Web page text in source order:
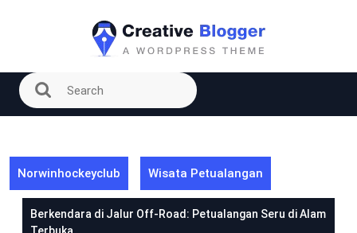
Norwinhockeyclub Wisata Petualangan
Berkendara di Jalur Off-Road: Petualangan Seru di Alam